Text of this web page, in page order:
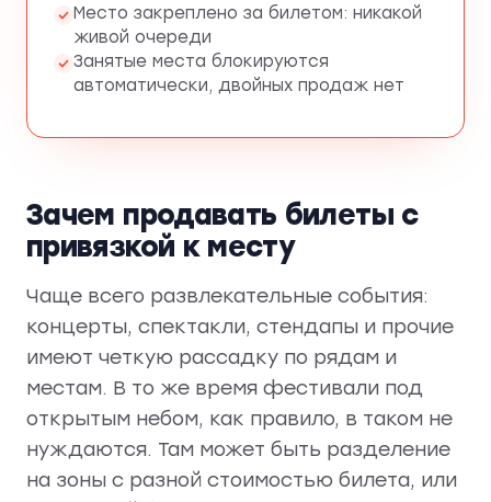
Место закреплено за билетом: никакой
живой очереди
Занятые места блокируются
автоматически, двойных продаж нет
Зачем продавать билеты с
привязкой к месту
Чаще всего развлекательные события:
концерты, спектакли, стендапы и прочие
имеют четкую рассадку по рядам и
местам. В то же время фестивали под
открытым небом, как правило, в таком не
нуждаются. Там может быть разделение
на зоны с разной стоимостью билета, или